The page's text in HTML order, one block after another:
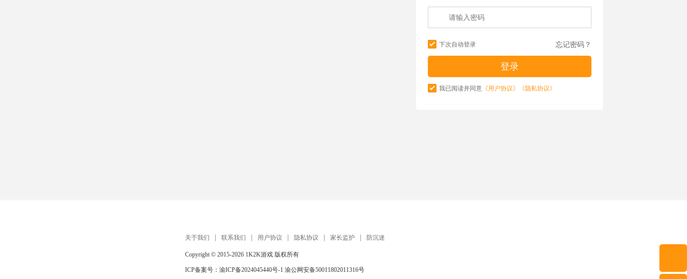
下次自动登录 忘记密码？
我已阅读并同意 《用户协议》 《隐私协议》
关于我们 联系我们 用户协议 隐私协议 家长监护 防沉迷
Copyright © 2015-2026 1K2K游戏 版权所有
ICP备案号： 渝ICP备2024045440号-1 渝公网安备50011802011316号